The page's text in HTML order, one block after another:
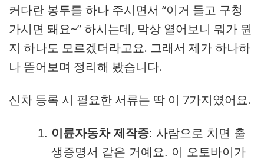
커다란 봉투를 하나 주시면서 “이거 들고 구청
가시면 돼요~” 하시는데, 막상 열어보니 뭐가 뭔
지 하나도 모르겠더라고요. 그래서 제가 하나하
나 뜯어보며 정리해 봤습니다.
신차 등록 시 필요한 서류는 딱 이 7가지였어요.
이륜자동차 제작증: 사람으로 치면 출
생증명서 같은 거예요. 이 오토바이가